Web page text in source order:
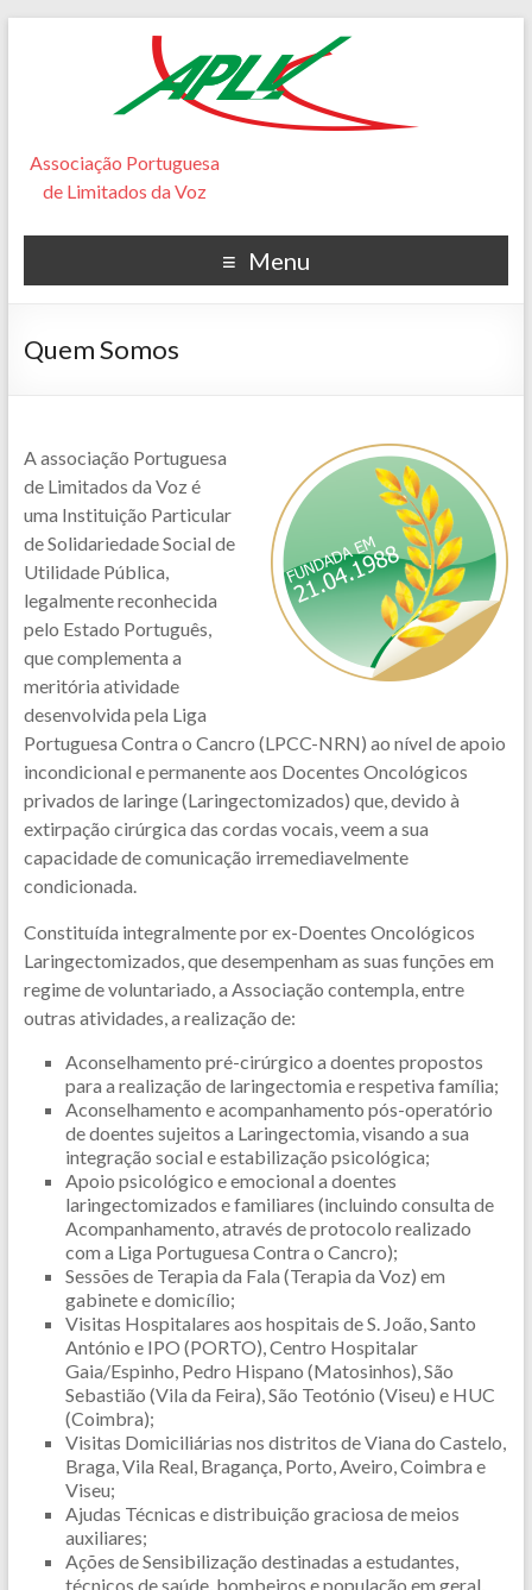
Associação Portuguesa
de Limitados da Voz
Menu
Quem Somos
A associação Portuguesa
de Limitados da Voz é
uma Instituição Particular
de Solidariedade Social de
Utilidade Pública,
legalmente reconhecida
pelo Estado Português,
que complementa a
meritória atividade
desenvolvida pela Liga
Portuguesa Contra o Cancro (LPCC-NRN) ao nível de apoio
incondicional e permanente aos Docentes Oncológicos
privados de laringe (Laringectomizados) que, devido à
extirpação cirúrgica das cordas vocais, veem a sua
capacidade de comunicação irremediavelmente
condicionada.
Constituída integralmente por ex-Doentes Oncológicos
Laringectomizados, que desempenham as suas funções em
regime de voluntariado, a Associação contempla, entre
outras atividades, a realização de:
Aconselhamento pré-cirúrgico a doentes propostos
para a realização de laringectomia e respetiva família;
Aconselhamento e acompanhamento pós-operatório
de doentes sujeitos a Laringectomia, visando a sua
integração social e estabilização psicológica;
Apoio psicológico e emocional a doentes
laringectomizados e familiares (incluindo consulta de
Acompanhamento, através de protocolo realizado
com a Liga Portuguesa Contra o Cancro);
Sessões de Terapia da Fala (Terapia da Voz) em
gabinete e domicílio;
Visitas Hospitalares aos hospitais de S. João, Santo
António e IPO (PORTO), Centro Hospitalar
Gaia/Espinho, Pedro Hispano (Matosinhos), São
Sebastião (Vila da Feira), São Teotónio (Viseu) e HUC
(Coimbra);
Visitas Domiciliárias nos distritos de Viana do Castelo,
Braga, Vila Real, Bragança, Porto, Aveiro, Coimbra e
Viseu;
Ajudas Técnicas e distribuição graciosa de meios
auxiliares;
Ações de Sensibilização destinadas a estudantes,
técnicos de saúde, bombeiros e população em geral,